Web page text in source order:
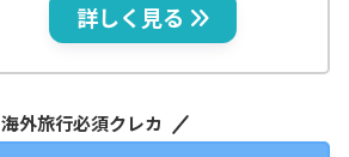
詳しく見る
海外旅行必須クレカ